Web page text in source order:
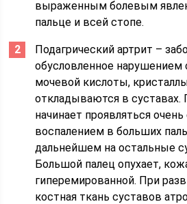
выраженным болевым
пальце и всей стопе.
Подагрический артрит –
обусловленное нарушением
мочевой кислоты,
откладываются в суставах.
начинает проявляться
воспалением в больших
дальнейшем на остальные
Большой палец опухает,
гиперемированной. При
костная ткань суставов